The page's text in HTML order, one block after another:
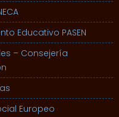
Educativo PASEN
– Consejería
Europeo